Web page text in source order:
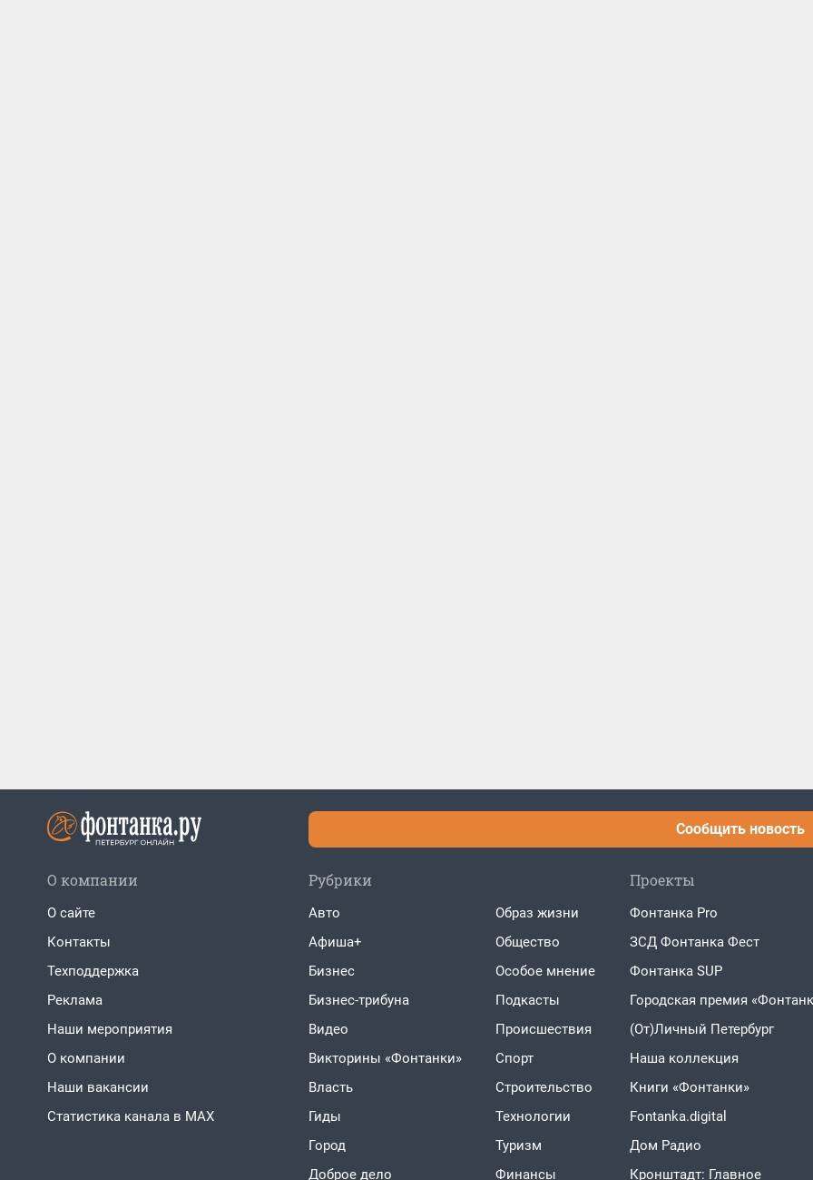
Сообщить новость
О компании
О сайте
Контакты
Техподдержка
Реклама
Наши мероприятия
О компании
Наши вакансии
Статистика канала в MAX
Рубрики
Авто
Афиша+
Бизнес
Бизнес-трибуна
Видео
Викторины «Фонтанки»
Власть
Гиды
Город
Доброе дело
Образ жизни
Общество
Особое мнение
Подкасты
Проиcшествия
Спорт
Строительство
Технологии
Туризм
Финансы
Проекты
Фонтанка Pro
ЗСД Фонтанка Фест
Фонтанка SUP
Городская премия
(От)Личный Петербург
Наша коллекция
Книги «Фонтанки»
Fontanka.digital
Дом Радио
Кронштадт: Главное